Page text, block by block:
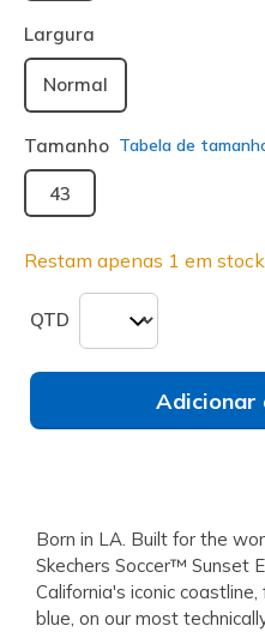
selecionado
Largura
Normal
Tamanho Tabela de
43
Restam apenas 1 em stock.
QTD
Adicionar
Born in LA. Built for the
Skechers Soccer™ Sunset
California's iconic
blue, on our most